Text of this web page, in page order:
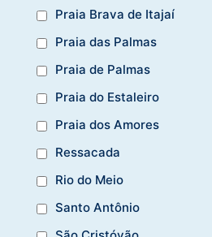
Praia Brava de Itajaí
Praia das Palmas
Praia de Palmas
Praia do Estaleiro
Praia dos Amores
Ressacada
Rio do Meio
Santo Antônio